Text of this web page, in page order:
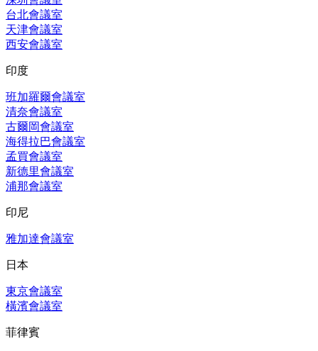
台北會議室
天津會議室
西安會議室
印度
班加羅爾會議室
清奈會議室
古爾岡會議室
海得拉巴會議室
孟買會議室
新德里會議室
浦那會議室
印尼
雅加達會議室
日本
東京會議室
橫濱會議室
菲律賓